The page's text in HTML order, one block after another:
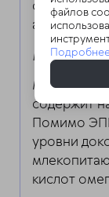
окислению
Масло
Масло,
содержит
Помимо
уровни
кислот
файлов